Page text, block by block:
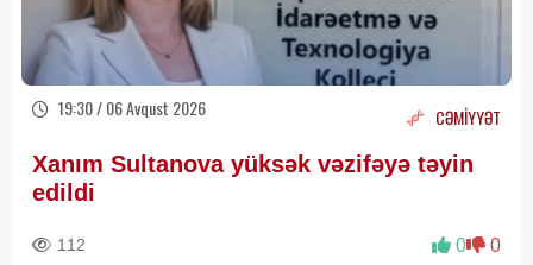
19:30 / 06 Avqust 2026 CƏMİYYƏT
Xanım Sultanova yüksək vəzifəyə təyin
edildi
112 0 0